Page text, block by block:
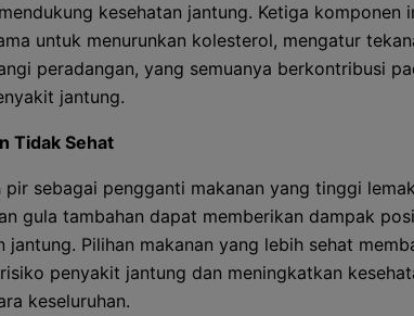
kesehatan jantung. Ketiga komponen
untuk menurunkan kolesterol, mengatur
peradangan, yang semuanya berkontribusi
jantung.
Tidak Sehat
pir sebagai pengganti makanan yang tinggi lemak
gula tambahan dapat memberikan dampak
jantung. Pilihan makanan yang lebih sehat
penyakit jantung dan meningkatkan
keseluruhan.